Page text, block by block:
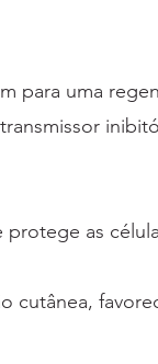
para uma
as
cutânea,